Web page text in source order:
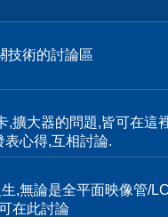
技術的討論區
,擴大器的問題,皆可在這
心得,互相討論.
,無論是全平面映像管/
在此討論